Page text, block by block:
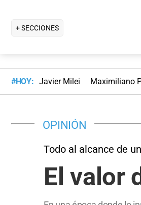
+ SECCIONES
#HOY: Javier Milei Maximiliano
OPINIÓN
Todo al alcance de
El valor